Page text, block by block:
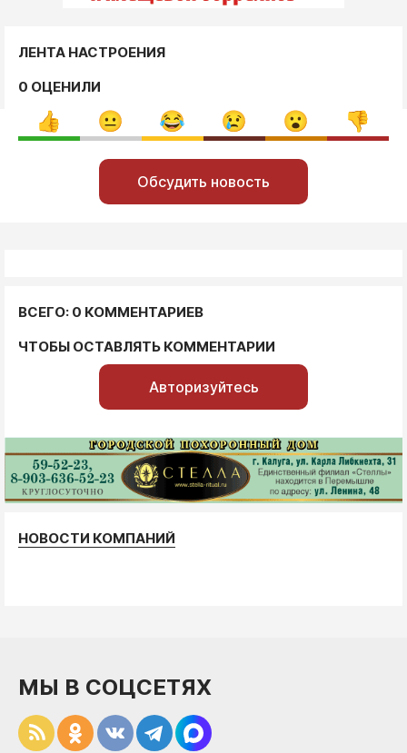
ЛЕНТА НАСТРОЕНИЯ
0 ОЦЕНИЛИ
Обсудить новость
ВСЕГО: 0 КОММЕНТАРИЕВ
ЧТОБЫ ОСТАВЛЯТЬ КОММЕНТАРИИ
Авторизуйтесь
НОВОСТИ КОМПАНИЙ
МЫ В СОЦСЕТЯХ